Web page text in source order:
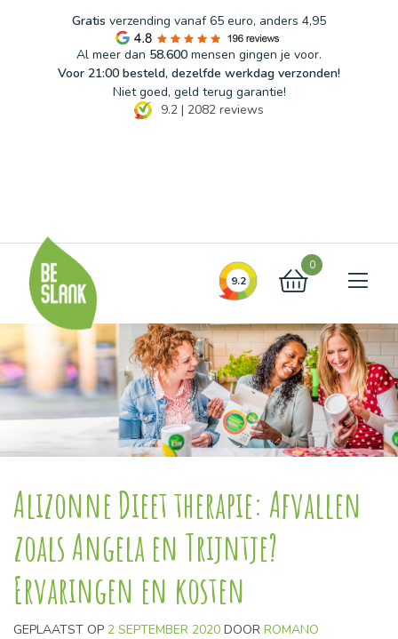
Gratis verzending vanaf 65 euro, anders 4,95
Al meer dan 58.600 mensen gingen je voor.
Voor 21:00 besteld, dezelfde werkdag verzonden!
Niet goed, geld terug garantie!
9.2 | 2082 reviews
9.2
0
Alizonne Dieet therapie: Afvallen
zoals Angela en Trijntje?
Ervaringen en kosten
GEPLAATST OP 2 SEPTEMBER 2020 DOOR ROMANO